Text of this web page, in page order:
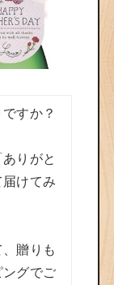
すか？
りがと
けてみ
贈りも
グでご